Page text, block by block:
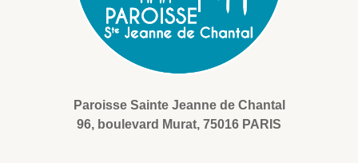
Paroisse Sainte Jeanne de Chantal
96, boulevard Murat, 75016 PARIS